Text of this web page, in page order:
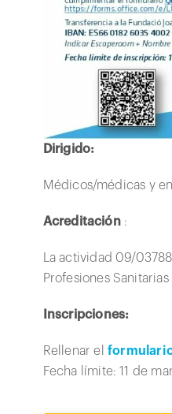
Dirigido:
Médicos/médicas y
Acreditación:
La actividad 09/
Profesiones
Inscripciones:
Rellenar el
Fecha límite: 11 de